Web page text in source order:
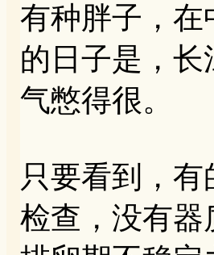
有种胖子，在
的日子是，长
气憋得很。
只要看到，
检查，没有